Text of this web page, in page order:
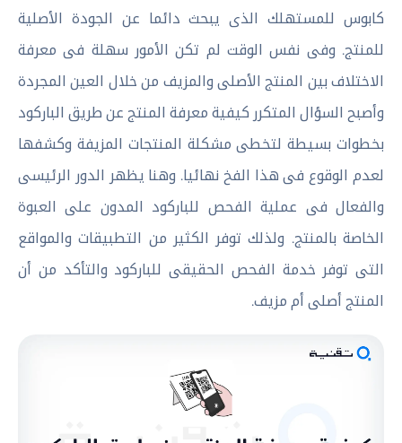
كابوس للمستهلك الذى يبحث دائما عن الجودة الأصلية
للمنتج. وفى نفس الوقت لم تكن الأمور سهلة فى معرفة
الاختلاف بين المنتج الأصلى والمزيف من خلال العين المجردة
وأصبح السؤال المتكرر كيفية معرفة المنتج عن طريق الباركود
بخطوات بسيطة لتخطى مشكلة المنتجات المزيفة وكشفها
لعدم الوقوع فى هذا الفخ نهائيا. وهنا يظهر الدور الرئيسى
والفعال فى عملية الفحص للباركود المدون على العبوة
الخاصة بالمنتج. ولذلك توفر الكثير من التطبيقات والمواقع
التى توفر خدمة الفحص الحقيقى للباركود والتأكد من أن
المنتج أصلى أم مزيف.